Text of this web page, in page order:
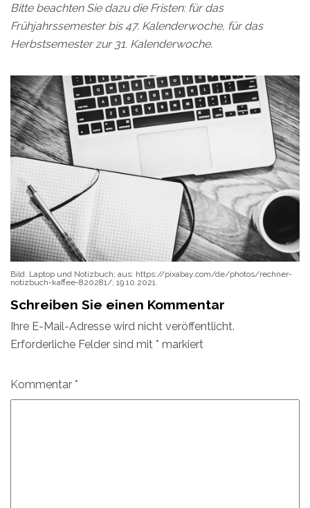
Bitte beachten Sie dazu die Fristen: für das
Frühjahrssemester bis 47. Kalenderwoche, für das
Herbstsemester zur 31. Kalenderwoche.
Bild: Laptop und Notizbuch; aus: https://pixabay.com/de/photos/rechner-
notizbuch-kaffee-820281/; 19.10.2021.
Schreiben Sie einen Kommentar
Ihre E-Mail-Adresse wird nicht veröffentlicht.
Erforderliche Felder sind mit * markiert
Kommentar *